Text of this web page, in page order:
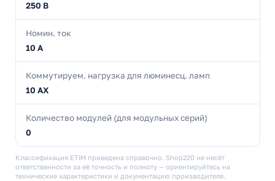
250 В
Номин. ток
10 А
Коммутируем. нагрузка для люминесц. ламп
10 AX
Количество модулей (для модульных серий)
0
Классификация ETIM приведена справочно. Shop220 не несёт
ответственности за её точность и полноту — ориентируйтесь на
технические характеристики и документацию производителя.